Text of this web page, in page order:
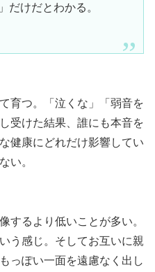
だけだとわかる。
育つ。「泣くな」「弱音を
受けた結果、誰にも本音を
健康にどれだけ影響してい
い。
するより低いことが多い。
う感じ。そしてお互いに親
っぽい一面を遠慮なく出し